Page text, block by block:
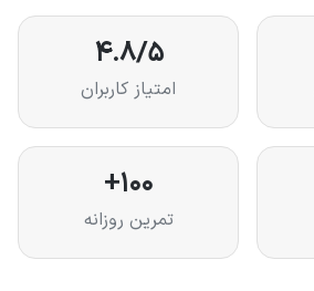
۴.۸/۵
امتیاز کاربران
۱۰۰+
تمرین روزانه